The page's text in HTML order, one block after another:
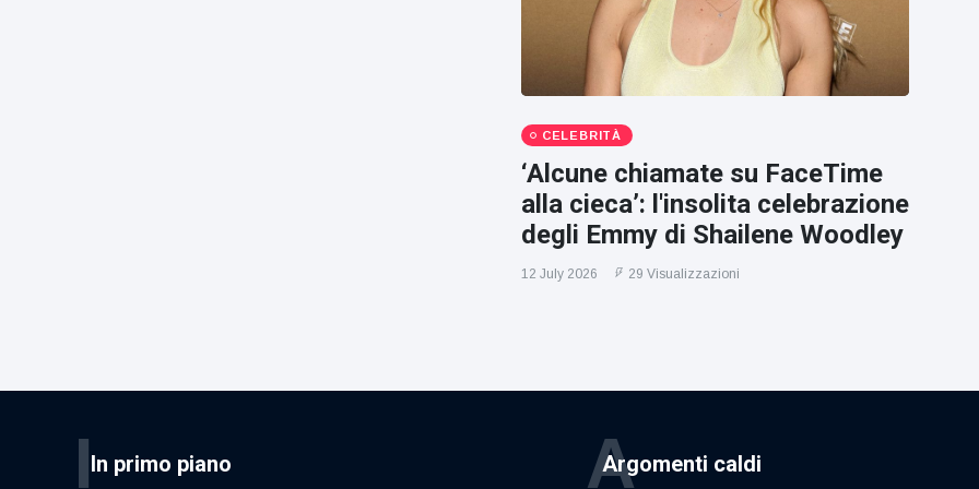
CELEBRITÀ
‘Alcune chiamate su FaceTime
alla cieca’: l'insolita celebrazione
degli Emmy di Shailene Woodley
12 July 2026 29 Visualizzazioni
In primo piano
I Argomenti caldi
A